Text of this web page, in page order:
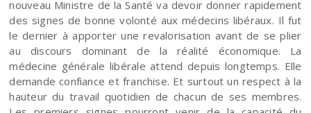
nouveau Ministre de la Santé va devoir donner rapidement
des signes de bonne volonté aux médecins libéraux. Il fut
le dernier à apporter une revalorisation avant de se plier
au discours dominant de la réalité économique. La
médecine générale libérale attend depuis longtemps. Elle
demande confiance et franchise. Et surtout un respect à la
hauteur du travail quotidien de chacun de ses membres.